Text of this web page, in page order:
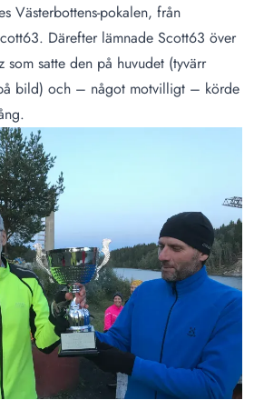
Västerbottens-pokalen, från
Därefter lämnade Scott63 över
som satte den på huvudet (tyvärr
bild) och – något motvilligt – körde